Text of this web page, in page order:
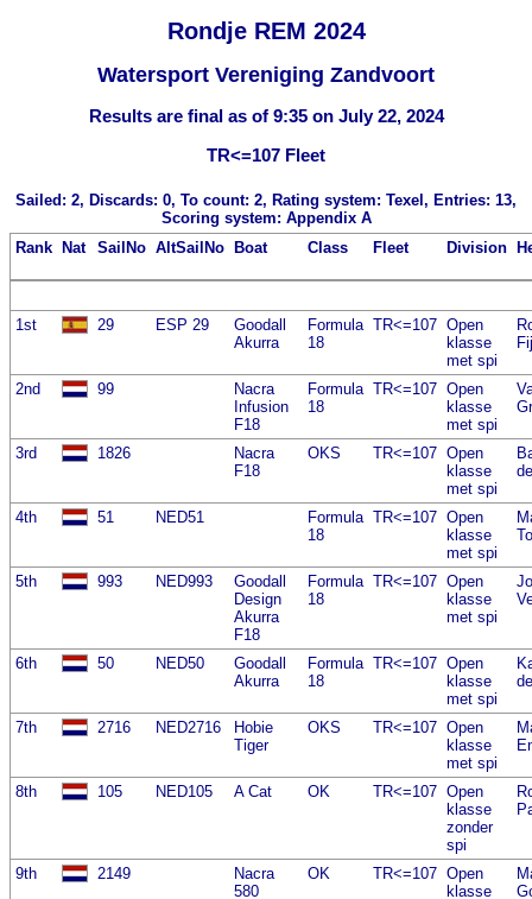
Rondje REM 2024
Watersport Vereniging Zandvoort
Results are final as of 9:35 on July 22, 2024
TR<=107 Fleet
Sailed: 2, Discards: 0, To count: 2, Rating system: Texel, Entries: 13,
Scoring system: Appendix A
Rank Nat SailNo AltSailNo Boat Class Fleet Division
1st 29 ESP 29
Goodall
Akurra
Formula
18
TR<=107 Open
klasse
met spi
2nd 99
Nacra
Infusion
F18
Formula
18
TR<=107 Open
klasse
met spi
3rd 1826
Nacra
F18
OKS TR<=107 Open
klasse
met spi
4th 51 NED51
Formula
18
TR<=107 Open
klasse
met spi
5th 993 NED993
Goodall
Design
Akurra
F18
Formula
18
TR<=107 Open
klasse
met spi
6th 50 NED50
Goodall
Akurra
Formula
18
TR<=107 Open
klasse
met spi
7th 2716 NED2716
Hobie
Tiger
OKS TR<=107 Open
klasse
met spi
8th 105 NED105 A Cat OK TR<=107 Open
klasse
zonder
spi
9th 2149
Nacra
580
OK TR<=107 Open
klasse